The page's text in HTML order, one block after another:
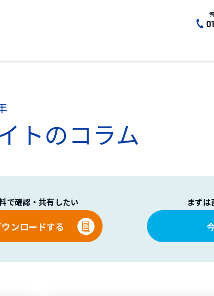
トのコラム
で確認・共有したい
ンロードする
まず